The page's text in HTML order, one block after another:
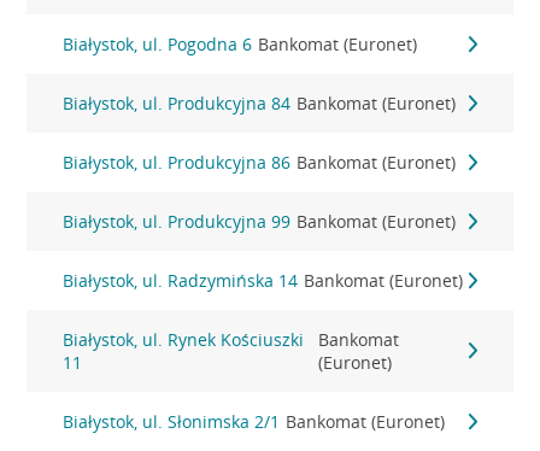
Białystok, ul. Pogodna 6 Bankomat (Euronet)
Białystok, ul. Produkcyjna 84 Bankomat (Euronet)
Białystok, ul. Produkcyjna 86 Bankomat (Euronet)
Białystok, ul. Produkcyjna 99 Bankomat (Euronet)
Białystok, ul. Radzymińska 14 Bankomat (Euronet)
Białystok, ul. Rynek Kościuszki
11
Bankomat
(Euronet)
Białystok, ul. Słonimska 2/1 Bankomat (Euronet)